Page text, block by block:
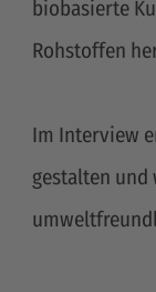
biobasierte
Rohstoffen
Im Interview
gestalten